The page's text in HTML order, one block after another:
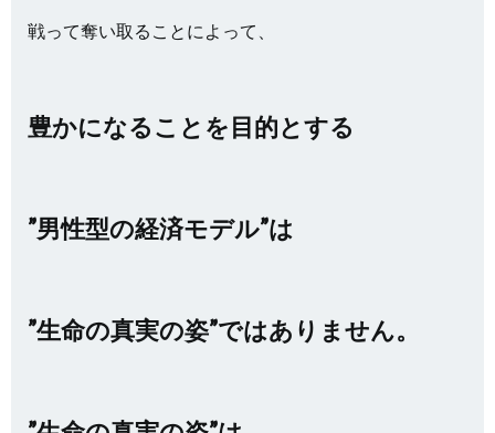
戦って奪い取ることによって、
豊かになることを目的とする
”男性型の経済モデル”は
”生命の真実の姿”ではありません。